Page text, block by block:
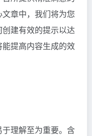
章中，我们将为您
建有效的提示以达
提高内容生成的效
理解至为重要。含